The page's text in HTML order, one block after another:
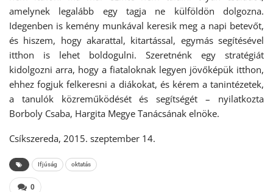
amelynek legalább egy tagja ne külföldön dolgozna.
Idegenben is kemény munkával keresik meg a napi betevőt,
és hiszem, hogy akarattal, kitartással, egymás segítésével
itthon is lehet boldogulni. Szeretnénk egy stratégiát
kidolgozni arra, hogy a fiataloknak legyen jövőképük itthon,
ehhez fogjuk felkeresni a diákokat, és kérem a tanintézetek,
a tanulók közreműködését és segítségét – nyilatkozta
Borboly Csaba, Hargita Megye Tanácsának elnöke.
Csíkszereda, 2015. szeptember 14.
Ifjúság oktatás
0